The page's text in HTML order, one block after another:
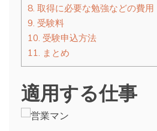
8. 取得に必要な勉強などの費用
9. 受験料
10. 受験申込方法
11. まとめ
適用する仕事